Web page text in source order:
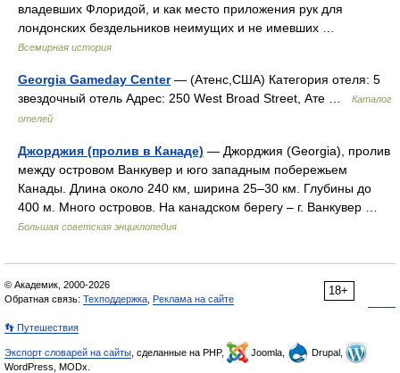
владевших Флоридой, и как место приложения рук для
лондонских бездельников неимущих и не имевших …
Всемирная история
Georgia Gameday Center— (Атенс,США) Категория отеля: 5
звездочный отель Адрес: 250 West Broad Street, Ате …
Каталог
отелей
Джорджия (пролив в Канаде) — Джорджия (Georgia), пролив
между островом Ванкувер и юго западным побережьем
Канады. Длина около 240 км, ширина 25‒30 км. Глубины до
400 м. Много островов. На канадском берегу ‒ г. Ванкувер …
Большая советская энциклопедия
18+
© Академик, 2000-2026
Обратная связь: Техподдержка Реклама на сайте
👣 Путешествия
Экспорт словарей на сайты , сделанные на PHP, Joomla,
Drupal,
WordPress, MODx.